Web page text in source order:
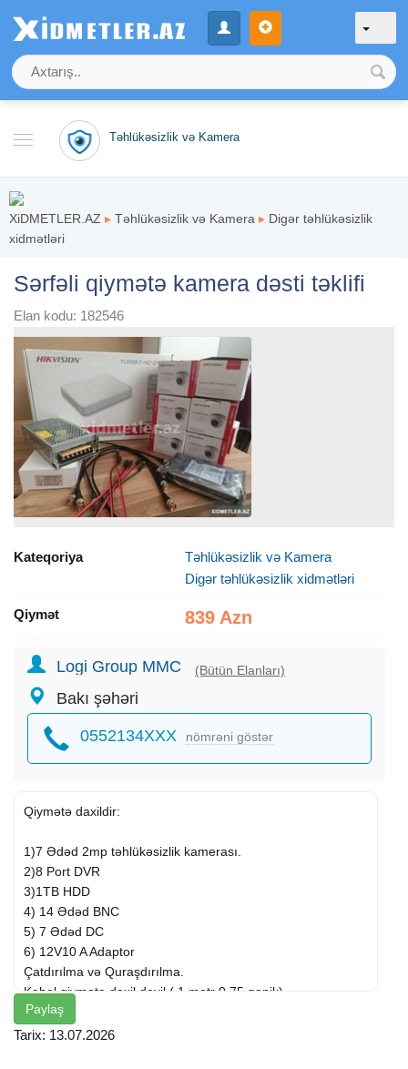
Təhlükəsizlik və Kamera
XiDMETLER.AZ ▸ Təhlükəsizlik və Kamera ▸ Digər təhlükəsizlik
xidmətləri
Sərfəli qiymətə kamera dəsti təklifi
Elan kodu: 182546
Kateqoriya
Təhlükəsizlik və Kamera
Digər təhlükəsizlik xidmətləri
Qiymət 839 Azn
Logi Group MMC (Bütün Elanları)
Bakı şəhəri
0552134XXX nömrəni göstər
Qiymətə daxildir:
1)7 Ədəd 2mp təhlükəsizlik kamerası.
2)8 Port DVR
3)1TB HDD
4) 14 Ədəd BNC
5) 7 Ədəd DC
6) 12V10 A Adaptor
Çatdırılma və Quraşdırılma.
Kabel qiymətə daxil deyil ( 1 metr 0.75 qəpik)
#Endirim #UcuzKamera #SərfəliTəklif #EndirimliMəhsullar
Paylaş
Tarix: 13.07.2026